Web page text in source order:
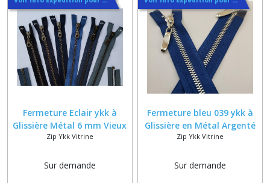
Fermeture Eclair ykk à
Glissière Métal 6 mm Vieux
Laiton sur Ruban Noir , Bleu
Maxi 80 cm , Classique ou
Zip Ykk Vitrine
Sur demande
Fermeture bleu 039 ykk à
Glissière en Métal Argenté
de 6 mm Sur Mesure
Zip Ykk Vitrine
Sur demande